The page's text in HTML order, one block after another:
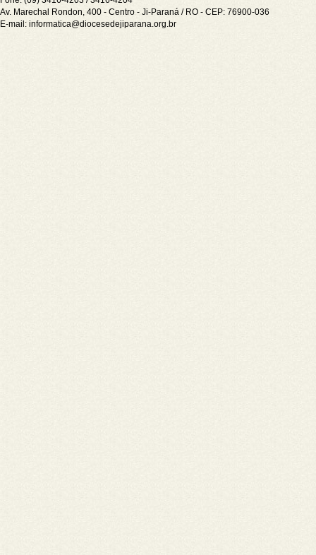
Av. Marechal Rondon, 400 - Centro - Ji-Paraná / RO - CEP: 76900-036
E-mail: informatica@diocesedejiparana.org.br